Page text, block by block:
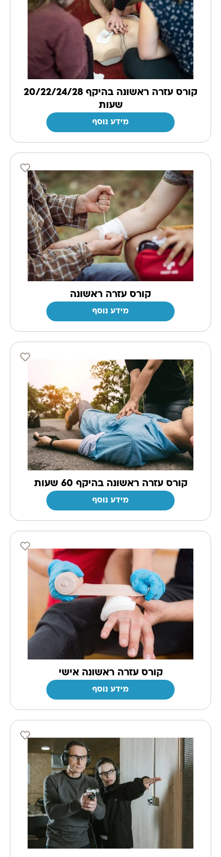
קורס עזרה ראשונה בהיקף 20/22/24/28
שעות
מידע נוסף
קורס עזרה ראשונה
מידע נוסף
קורס עזרה ראשונה בהיקף 60 שעות
מידע נוסף
קורס עזרה ראשונה אישי
מידע נוסף